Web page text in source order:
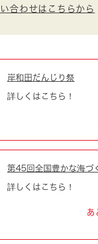
合わせはこちらから
岸和田だんじり祭
詳しくはこちら！
第45回全国豊かな海づ
詳しくはこちら！
あ